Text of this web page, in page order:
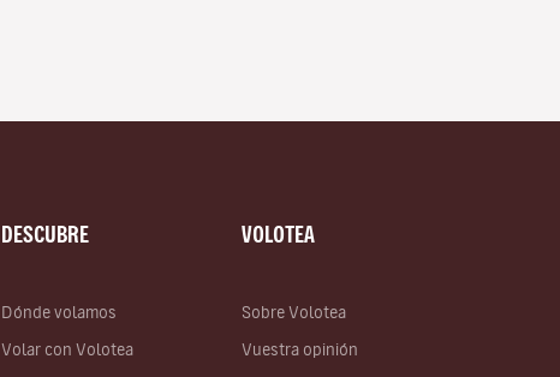
DESCUBRE
Dónde volamos
Volar con Volotea
VOLOTEA
Sobre Volotea
Vuestra opinión